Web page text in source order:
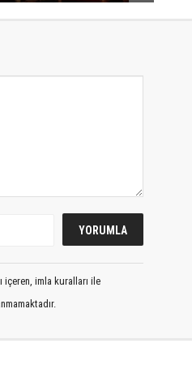
içeren, imla kuralları ile